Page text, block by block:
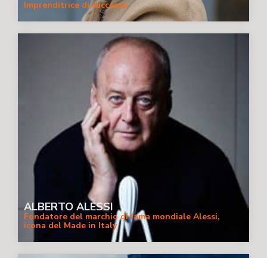
Imprenditrice di successo
ALBERTO ALESSI
Fondatore del marchio di fama mondiale Alessi,
icona del Made in Italy